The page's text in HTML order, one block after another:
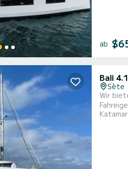
ab
Bali 4.1
Sète
Wir